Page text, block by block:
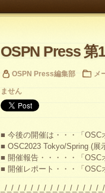
OSPN Press 第
OSPN Press編集部 メ
ません
■ 今後の開催は・・・「OSC
■ OSC2023 Tokyo/Spring (展
■ 開催報告・・・・・「OSC
■ 開催レポート・・・「OSC
_/_/_/_/_/_/_/_/_/_/_/_/_/_/_/